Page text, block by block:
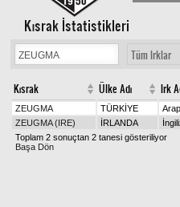
Kısrak İstatistikleri
Tüm Irklar
Kısrak Ülke Adı Irk
ZEUGMA TÜRKİYE Arap
ZEUGMA (IRE)
İRLANDA
Toplam 2 sonuçtan 2 tanesi gösteriliyor
Başa Dön